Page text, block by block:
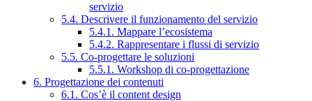
servizio
5.4. Descrivere il funzionamento del servizio
5.4.1. Mappare l’ecosistema
5.4.2. Rappresentare i flussi di servizio
5.5. Co-progettare le soluzioni
5.5.1. Workshop di co-progettazione
6. Progettazione dei contenuti
6.1. Cos’è il content design